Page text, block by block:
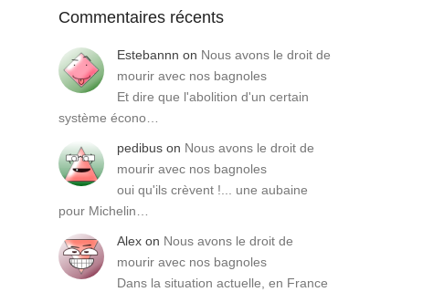
Commentaires récents
Estebannn on Nous avons le droit de
mourir avec nos bagnoles
Et dire que l'abolition d'un certain
système écono…
pedibus on Nous avons le droit de
mourir avec nos bagnoles
oui qu'ils crèvent !... une aubaine
pour Michelin…
Alex on Nous avons le droit de
mourir avec nos bagnoles
Dans la situation actuelle, en France